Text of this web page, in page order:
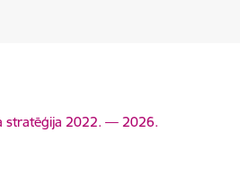
stratēģija 2022. — 2026.